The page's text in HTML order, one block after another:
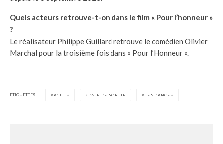
Quels acteurs retrouve-t-on dans le film « Pour l’honneur »
?
Le réalisateur Philippe Guillard retrouve le comédien Olivier
Marchal pour la troisième fois dans « Pour l’Honneur ».
ÉTIQUETTES ACTUS DATE DE SORTIE TENDANCES